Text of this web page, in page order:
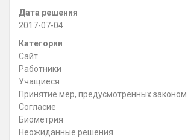
Дата решения
2017-07-04
Категории
Сайт
Работники
Учащиеся
Принятие мер, предусмотренных законом
Согласие
Биометрия
Неожиданные решения